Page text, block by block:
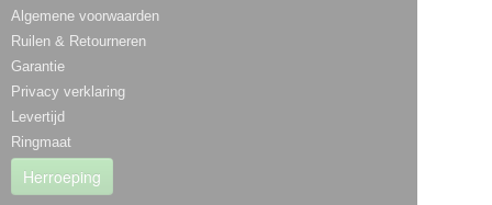
Algemene voorwaarden
Ruilen & Retourneren
Garantie
Privacy verklaring
Levertijd
Ringmaat
Herroeping